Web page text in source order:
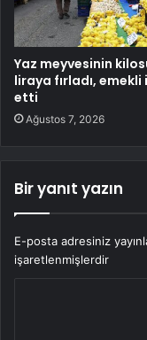
Yaz meyvesinin
liraya fırladı, emekli
etti
Ağustos 7, 2026
Bir yanıt yazın
E-posta adresiniz
işaretlenmişlerdir